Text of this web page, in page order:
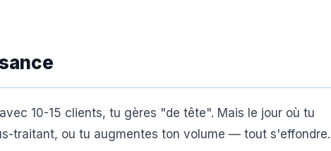
10-15 clients, tu gères "de tête". Mais le jour où tu
traitant, ou tu augmentes ton volume — tout